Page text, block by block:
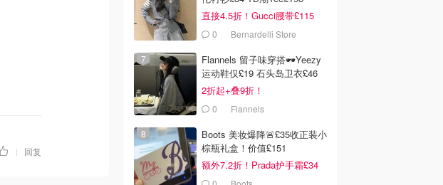
| 回复
直接4.5折！Gucci腰带£115
0 Bernardelli Store
Flannels 留子味穿搭🕶️Yeezy
运动鞋仅£19 石头岛卫衣£46
2折起+叠9折！
0 Flannels
Boots 美妆爆降🚨£35收正装小
棕瓶礼盒！价值£151
额外7.2折！Prada护手霜£34